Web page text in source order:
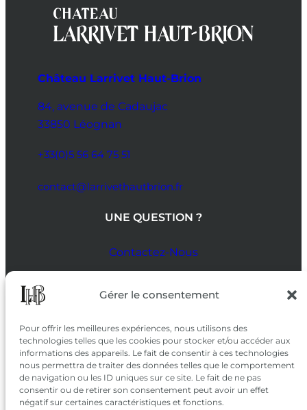
Gérer le consentement
Pour offrir les meilleures expériences, nous utilisons des
technologies telles que les cookies pour stocker et/ou accéder aux
informations des appareils. Le fait de consentir à ces technologies
nous permettra de traiter des données telles que le comportement
de navigation ou les ID uniques sur ce site. Le fait de ne pas
consentir ou de retirer son consentement peut avoir un effet
négatif sur certaines caractéristiques et fonctions.
Château Larrivet Haut-Brion
84, avenue de Cadaujac
33850 Léognan
+33(0)5 56 64 75 51
contact@larrivethautbrion.fr
UNE QUESTION ?
Contactez-Nous
SUIVEZ-NOUS
SUR LES RÉSEAUX